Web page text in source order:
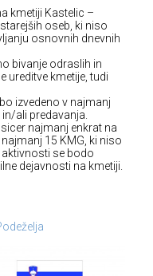
kmetiji Kastelic –
oseb, ki niso
osnovnih dnevnih
bivanje odraslih in
ureditve kmetije, tudi
izvedeno v najmanj
ali predavanja.
najmanj enkrat na
15 KMG, ki niso
se bodo
dejavnosti na kmetiji.